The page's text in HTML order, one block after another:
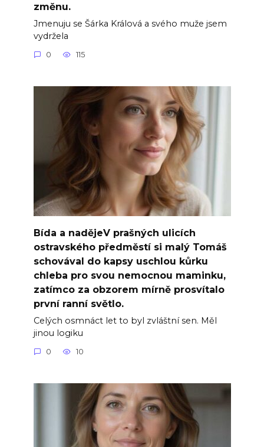
změnu.
Jmenuju se Šárka Králová a svého muže jsem
vydržela
0 115
Bída a nadějeV prašných ulicích
ostravského předměstí si malý Tomáš
schovával do kapsy uschlou kůrku
chleba pro svou nemocnou maminku,
zatímco za obzorem mírně prosvítalo
první ranní světlo.
Celých osmnáct let to byl zvláštní sen. Měl
jinou logiku
0 10